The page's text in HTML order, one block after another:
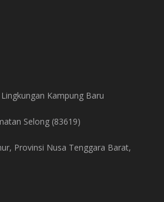
Kampung Baru
Selong (83619)
Provinsi Nusa Tenggara Barat,